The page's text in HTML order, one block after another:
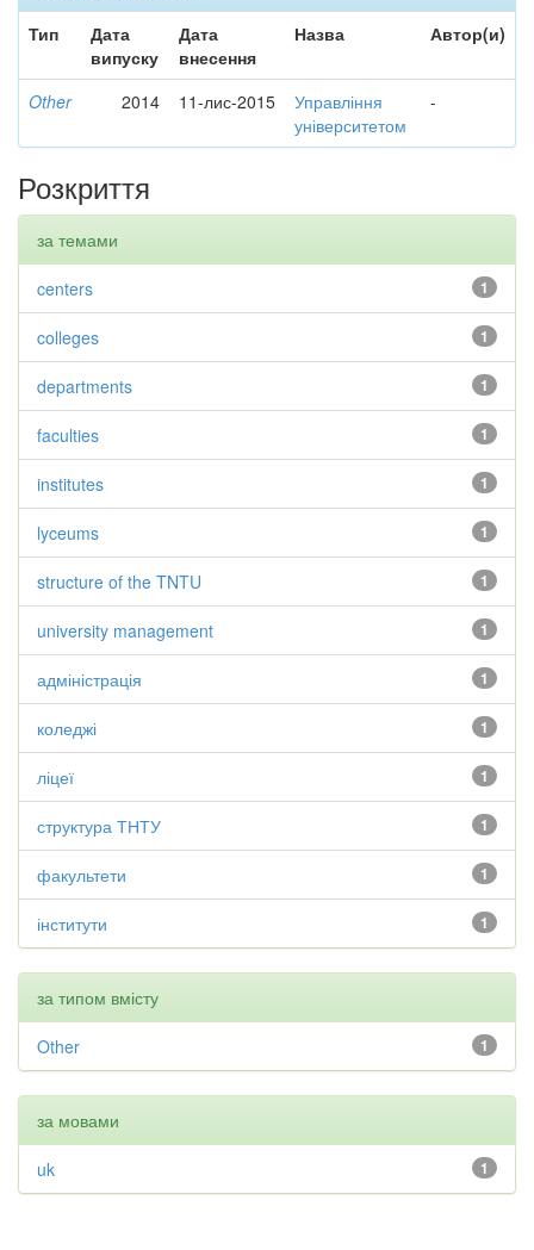
Тип
Дата
випуску
Дата
внесення
Назва Автор(и)
Other 2014 11-лис-2015
Управління
університетом
-
Розкриття
за темами
1
centers
1
colleges
1
departments
1
faculties
1
institutes
1
lyceums
1
structure of the TNTU
1
university management
1
адміністрація
1
коледжі
1
ліцеї
1
структура ТНТУ
1
факультети
1
інститути
за типом вмісту
1
Other
за мовами
1
uk